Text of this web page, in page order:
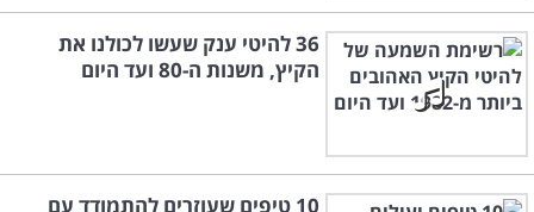
36 להיטי ענק שעשו לכולנו את
הקיץ, משנות ה-80 ועד היום
10 טיפים שעוזרים להתמודד עם